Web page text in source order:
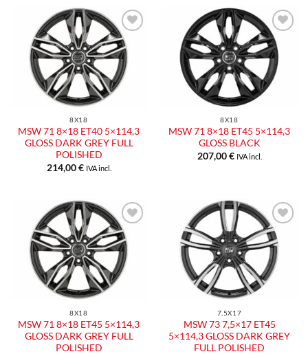
Aggiungi
alla lista
dei
desideri
8X18
MSW 71 8×18 ET40 5×114,3
GLOSS DARK GREY FULL
POLISHED
214,00€ IVA incl.
Aggiungi
alla lista
dei
desideri
8X18
MSW 71 8×18 ET45 5×114,3
GLOSS BLACK
207,00€ IVA incl.
Aggiungi
alla lista
dei
desideri
8X18
MSW 71 8×18 ET45 5×114,3
GLOSS DARK GREY FULL
POLISHED
Aggiungi
alla lista
dei
desideri
7,5X17
MSW 73 7,5×17 ET45
5×114,3 GLOSS DARK GREY
FULL POLISHED